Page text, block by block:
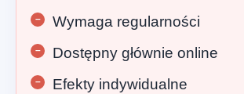
Wymaga regularności
Dostępny głównie online
Efekty indywidualne